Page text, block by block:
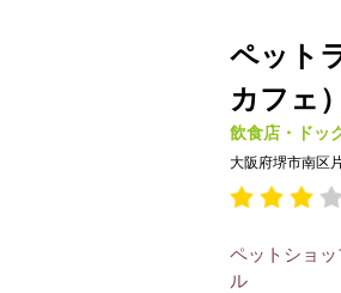
ペット
カフェ）
飲食店・ドッ
大阪府堺市南区
ペットショ
ル